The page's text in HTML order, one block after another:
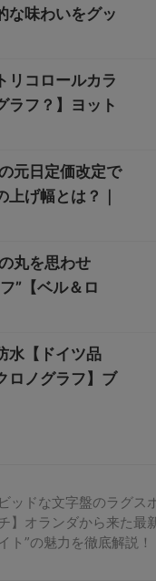
な味わいをグッ
リコロールカラ
ラフ？】ヨット
元日定価改定で
げ幅とは？｜
丸を思わせ
”【ベル＆ロ
水【ドイツ品
ロノグラフ】ブ
ビッドな文字盤のラグス
】オランダから来た最
ト”の魅力を徹底解説！